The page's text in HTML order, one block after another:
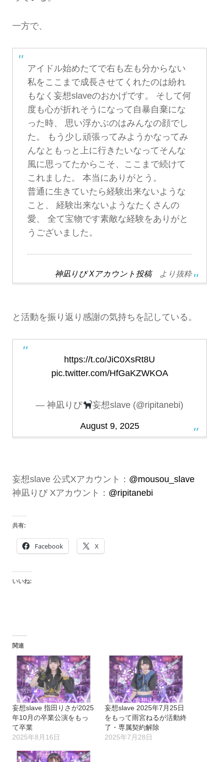
一方で、
アイドル始めたてで右も左も分からない
私をここまで成長させてくれたのは紛れ
もなく妄想slaveのおかげです。 そして何
度も心が折れそうになって自暴自棄にな
った時、 思い浮かぶのはみんなの顔でし
た。 もう少し頑張ってみようかなってみ
んなともっと上に行きたいなってそんな
風に思ってたからこそ、ここまで続けて
これました。 本当にありがとう。
普通に生きていたら経験出来ないような
こと、 経験出来ないようなたくさんの
愛、 全て宝物です素敵な経験をありがと
うございました。
神凪りぴ Xアカウント投稿より抜粋
と活動を振り返り感謝の気持ちを記している。
https://t.co/JiC0XsRt8U
pic.twitter.com/HfGaKZWKOA
— 神凪りぴ 妄想slave (@ripitanebi)
August 9, 2025
妄想slave 公式Xアカウント： @mousou_slave
神凪りぴ Xアカウント： @ripitanebi
共有:
Facebook X
いいね:
関連
妄想slave 指田りさが2025
年10月の卒業公演をもっ
て卒業
2025年8月16日
妄想slave 2025年7月25日
をもって雨宮ねるが活動終
了・専属契約解除
2025年7月28日